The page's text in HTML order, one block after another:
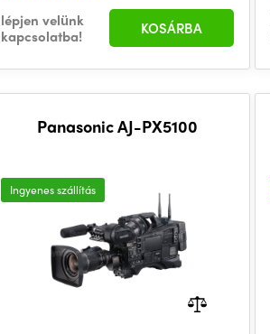
lépjen velünk
kapcsolatba!
KOSÁRBA
Panasonic AJ-PX5100
Ingyenes szállítás